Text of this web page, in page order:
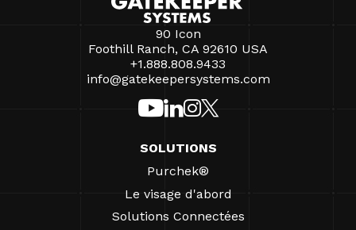
90 Icon
Foothill Ranch, CA 92610 USA
+1.888.808.9433
info@gatekeepersystems.com
SOLUTIONS
Purchek®
Le visage d'abord
Solutions Connectées